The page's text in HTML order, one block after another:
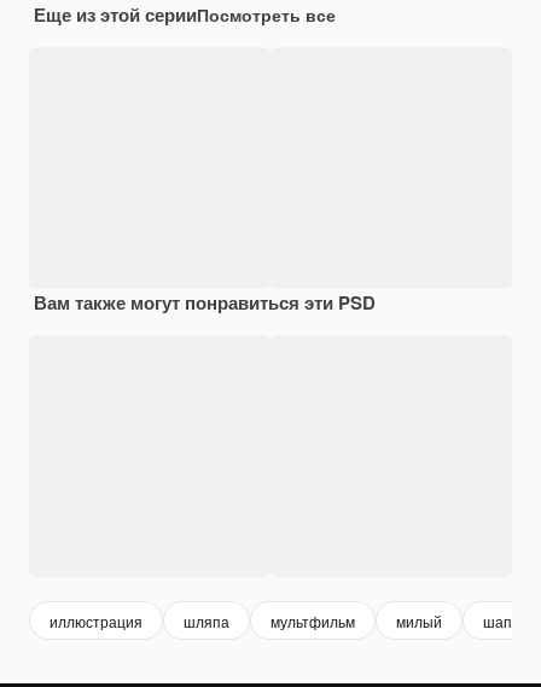
Еще из этой серииПосмотреть все
Вам также могут понравиться эти PSD
иллюстрация шляпа мультфильм милый шапка